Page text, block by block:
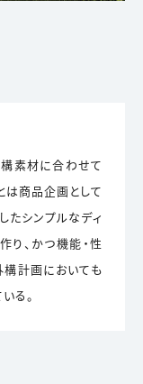
素材に合わせて
は商品企画として
たシンプルなディ
り、かつ機能・性
構計画においても
る。